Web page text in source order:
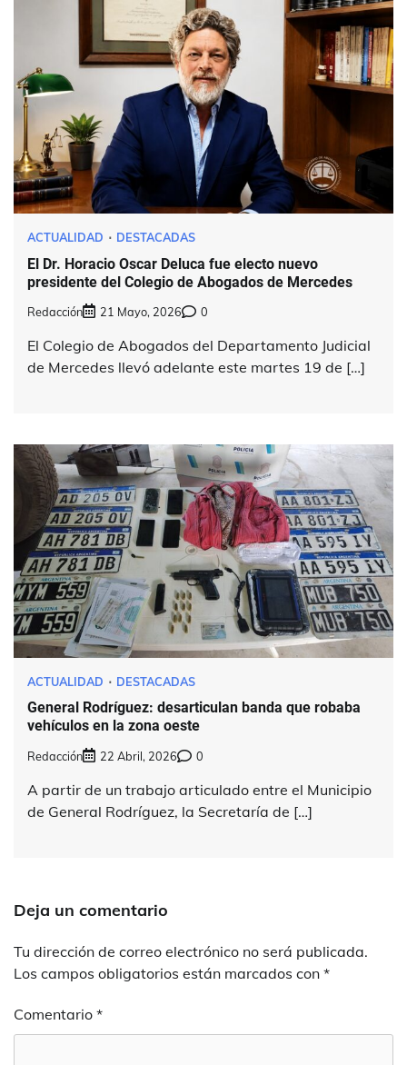
ACTUALIDAD DESTACADAS
El Dr. Horacio Oscar Deluca fue electo nuevo
presidente del Colegio de Abogados de Mercedes
Redacción 21 Mayo, 2026 0
El Colegio de Abogados del Departamento Judicial
de Mercedes llevó adelante este martes 19 de […]
ACTUALIDAD DESTACADAS
General Rodríguez: desarticulan banda que robaba
vehículos en la zona oeste
Redacción 22 Abril, 2026 0
A partir de un trabajo articulado entre el Municipio
de General Rodríguez, la Secretaría de […]
Deja un comentario
Tu dirección de correo electrónico no será publicada.
Los campos obligatorios están marcados con *
Comentario *